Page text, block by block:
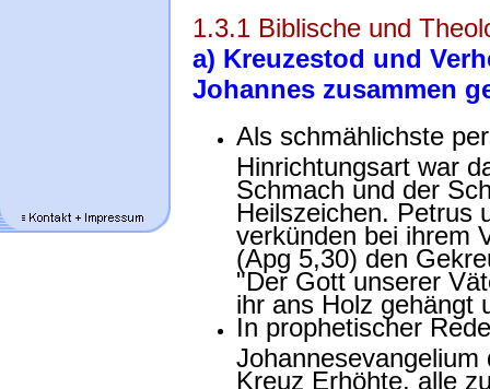
1.3.1 Biblische und
a) Kreuzestod und
Johannes zusammen
Als schmählichste
Hinrichtungsart war
Schmach und der
Heilszeichen. Petrus
verkünden bei ihrem
(Apg 5,30) den
"Der Gott unserer
ihr ans Holz gehängt
In prophetischer
Kreuz Erhöhte, alle